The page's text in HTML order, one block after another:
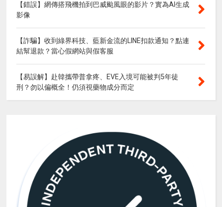
【錯誤】網傳搭飛機拍到巴威颱風眼的影片？實為AI生成
影像
【詐騙】收到綠界科技、藍新金流的LINE扣款通知？點連
結幫退款？當心假網站與假客服
【易誤解】赴韓攜帶普拿疼、EVE入境可能被判5年徒
刑？勿以偏概全！仍須視藥物成分而定